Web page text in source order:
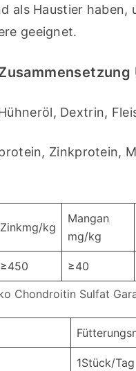
als Haustier
geeignet.
Dextrin,
Zinkprotein,
Zinkmg/kg
Mangan
mg/kg
≥450 ≥40
Chondroitin Sulfat
1Stück/Tag